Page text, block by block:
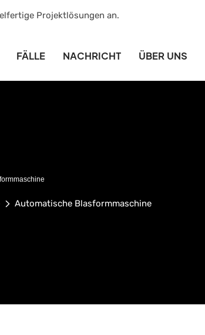
Projektlösungen an.
FÄLLE NACHRICHT ÜBER UNS
Automatische Blasformmaschine